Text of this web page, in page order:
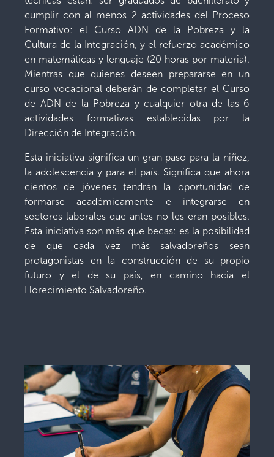
cumplir con al menos 2 actividades del Proceso
Formativo: el Curso ADN de la Pobreza y la
Cultura de la Integración, y el refuerzo académico
en matemáticas y lenguaje (20 horas por materia).
Mientras que quienes deseen prepararse en un
curso vocacional deberán de completar el Curso
de ADN de la Pobreza y cualquier otra de las 6
actividades formativas establecidas por la
Dirección de Integración.
Esta iniciativa significa un gran paso para la niñez,
la adolescencia y para el país. Significa que ahora
cientos de jóvenes tendrán la oportunidad de
formarse académicamente e integrarse en
sectores laborales que antes no les eran posibles.
Esta iniciativa son más que becas: es la posibilidad
de que cada vez más salvadoreños sean
protagonistas en la construcción de su propio
futuro y el de su país, en camino hacia el
Florecimiento Salvadoreño.